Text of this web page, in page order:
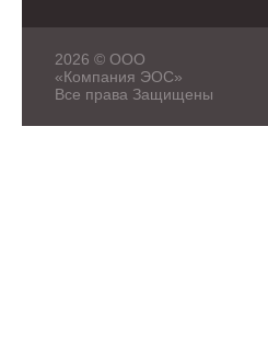
2026 © ООО
«Компания ЭОС»
Все права Защищены